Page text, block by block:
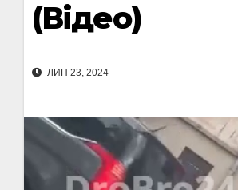
(Відео)
ЛИП 23, 2024